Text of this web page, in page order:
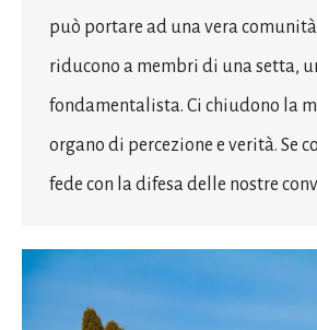
può portare ad una vera comunità
riducono a membri di una setta,
fondamentalista. Ci chiudono la
organo di percezione e verità. Se
fede con la difesa delle nostre